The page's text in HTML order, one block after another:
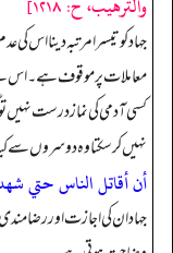
جہاد کو تیسرا مرتبہ دینا اس
معاملات پر موقوف ہے۔ اس لیے
کسی آدمی کی نماز درست نہیں
نہیں کر سکتا وہ دوسروں سے
أن أقاتل الناس حتي
جہاد ان کی اجازت اور رضا